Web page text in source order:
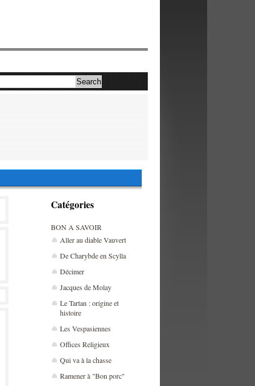
Catégories
BON A SAVOIR
Aller au diable Vauvert
De Charybde en Scylla
Décimer
Jacques de Molay
Le Tartan : origine et
histoire
Les Vespasiennes
Offices Religieux
Qui va à la chasse
Ramener à "Bon porc"